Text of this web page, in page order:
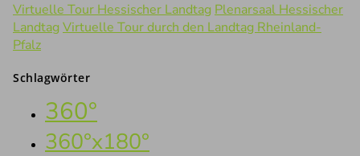
Virtuelle Tour Hessischer Landtag Plenarsaal Hessischer
Landtag Virtuelle Tour durch den Landtag Rheinland-
Pfalz
Schlagwörter
360°
360°x180°